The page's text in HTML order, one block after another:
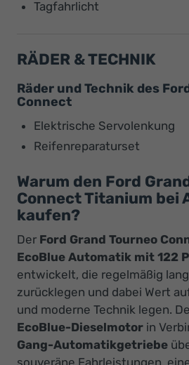
Tagfahrlicht
RÄDER & TECHNIK
Räder und Technik des
Connect
Elektrische Servolenkung
Reifenreparaturset
Warum den Ford
Connect Titanium bei
kaufen?
Der Ford Grand Tourneo
EcoBlue Automatik mit 122
entwickelt, die regelmäßig
zurücklegen und dabei Wert
und moderne Technik legen.
EcoBlue-Dieselmotor in
Gang-Automatikgetriebe
souveräne Fahrleistungen,